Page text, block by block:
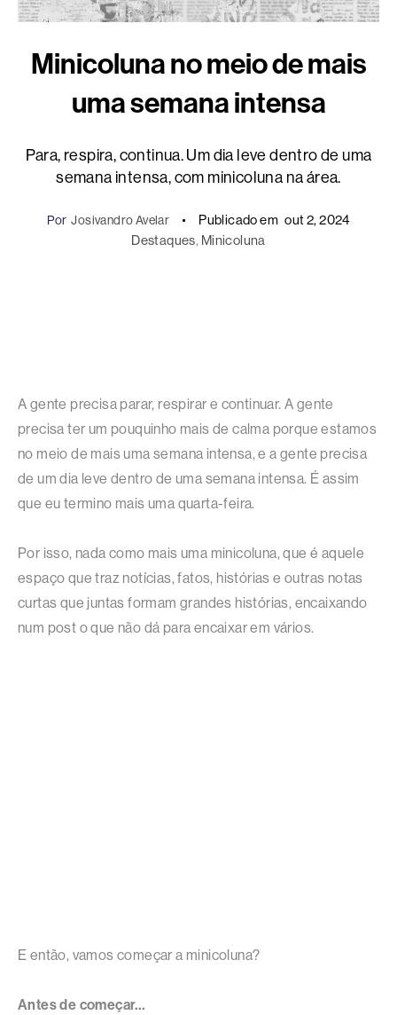
Minicoluna no meio de mais
uma semana intensa
Para, respira, continua. Um dia leve dentro de uma
semana intensa, com minicoluna na área.
Por Josivandro Avelar Publicado em out 2, 2024
Destaques, Minicoluna
A gente precisa parar, respirar e continuar. A gente
precisa ter um pouquinho mais de calma porque estamos
no meio de mais uma semana intensa, e a gente precisa
de um dia leve dentro de uma semana intensa. É assim
que eu termino mais uma quarta-feira.
Por isso, nada como mais uma minicoluna, que é aquele
espaço que traz notícias, fatos, histórias e outras notas
curtas que juntas formam grandes histórias, encaixando
num post o que não dá para encaixar em vários.
E então, vamos começar a minicoluna?
Antes de começar…